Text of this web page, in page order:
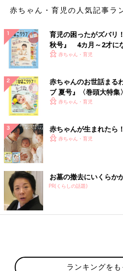
赤ちゃん・育児の人気記事ラ
育児の困ったがズバリ
秋号』 4カ月～2才に
いっぱい！
赤ちゃん・育児
赤ちゃんのお世話まる
ブ 夏号』〈巻頭大特
く！ おっぱい・ミルク
赤ちゃん・育児
赤ちゃんが生まれたら
赤ちゃん・育児
お墓の撤去にいくらか
PR(くらしの話題)
ランキングを